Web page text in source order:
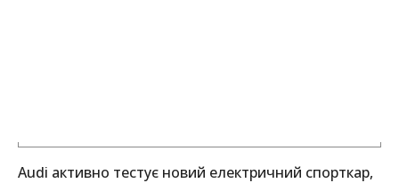
Audi активно тестує новий електричний спорткар,